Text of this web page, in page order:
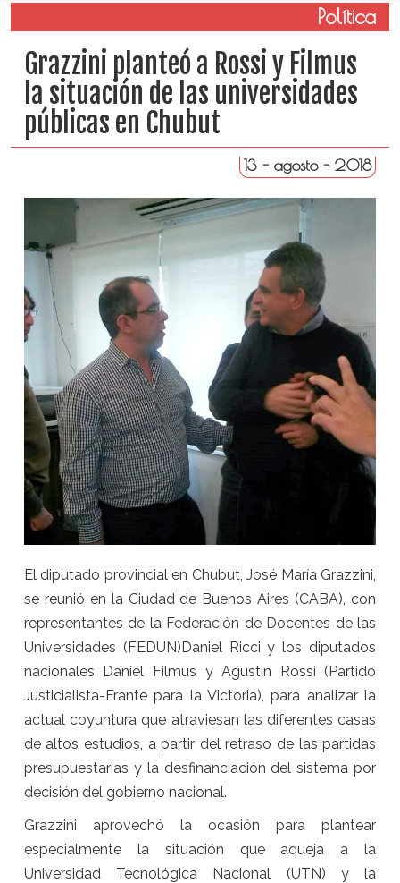
Política
Grazzini planteó a Rossi y Filmus
la situación de las universidades
públicas en Chubut
13 - agosto - 2018
El diputado provincial en Chubut, José María Grazzini,
se reunió en la Ciudad de Buenos Aires (CABA), con
representantes de la Federación de Docentes de las
Universidades (FEDUN)Daniel Ricci y los diputados
nacionales Daniel Filmus y Agustín Rossi (Partido
Justicialista-Frante para la Victoria), para analizar la
actual coyuntura que atraviesan las diferentes casas
de altos estudios, a partir del retraso de las partidas
presupuestarias y la desfinanciación del sistema por
decisión del gobierno nacional.
Grazzini aprovechó la ocasión para plantear
especialmente la situación que aqueja a la
Universidad Tecnológica Nacional (UTN) y la